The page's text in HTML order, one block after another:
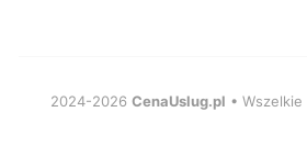
2024-2026 CenaUslug.pl •